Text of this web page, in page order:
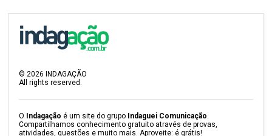
©2026 INDAGAÇÃO
All rights reserved.
O Indagação é um site do grupo Indaguei Comunicação.
Compartilhamos conhecimento gratuito através de provas,
atividades, questões e muito mais. Aproveite: é grátis!